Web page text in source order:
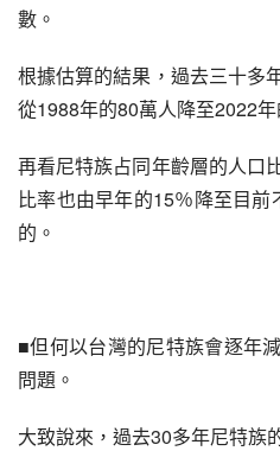
數。
根據估算的結果，過去三十多
從1988年的80萬人降至2022年
再看尼特族占同年齡層的人口
比率也由早年的15％降至目
的。
■但何以台灣的尼特族會逐年
問題。
大致說來，過去30多年尼特族